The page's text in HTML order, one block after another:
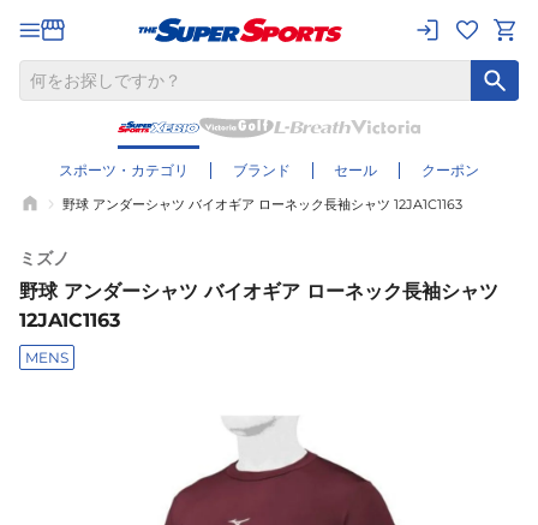
スポーツ・カテゴリ ブランド セール クーポン
野球 アンダーシャツ バイオギア ローネック長袖シャツ 12JA1C1163
ミズノ
野球 アンダーシャツ バイオギア ローネック長袖シャツ
12JA1C1163
MENS